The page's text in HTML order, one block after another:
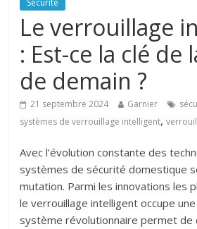
Sécurité
Le verrouillage
: Est-ce la clé de
de demain ?
21 septembre 2024 Garnier
systèmes de verrouillage intelligent,
Avec l’évolution constante des
systèmes de sécurité domestique
mutation. Parmi les innovations les
le verrouillage intelligent occupe
système révolutionnaire permet de